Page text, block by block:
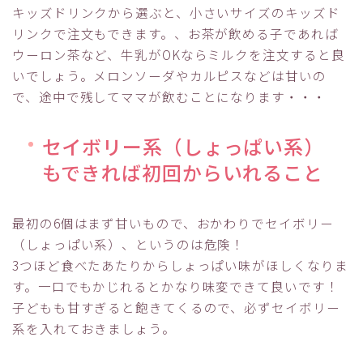
キッズドリンクから選ぶと、小さいサイズのキッズド
リンクで注文もできます。、お茶が飲める子であれば
ウーロン茶など、牛乳がOKならミルクを注文すると良
いでしょう。メロンソーダやカルピスなどは甘いの
で、途中で残してママが飲むことになります・・・
セイボリー系（しょっぱい系）
もできれば初回からいれること
最初の6個はまず甘いもので、おかわりでセイボリー
（しょっぱい系）、というのは危険！
3つほど食べたあたりからしょっぱい味がほしくなりま
す。一口でもかじれるとかなり味変できて良いです！
子どもも甘すぎると飽きてくるので、必ずセイボリー
系を入れておきましょう。